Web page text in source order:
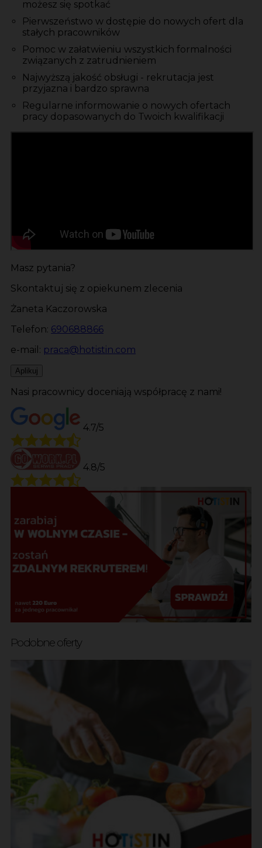
możesz się spotkać
Pierwszeństwo w dostępie do nowych ofert dla
stałych pracowników
Pomoc w załatwieniu wszystkich formalności
związanych z zatrudnieniem
Najwyższą jakość obsługi - rekrutacja jest
przyjazna i bardzo sprawna
Regularne informowanie o nowych ofertach
pracy dopasowanych do Twoich kwalifikacji
Masz pytania?
Skontaktuj się z opiekunem zlecenia
Żaneta Kaczorowska
Telefon: 690688866
e-mail: praca@hotistin.com
Aplikuj
Nasi pracownicy doceniają współpracę z nami!
4.7/5
4.8/5
Podobne oferty